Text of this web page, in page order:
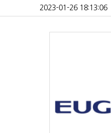
2023-01-26 18:13:06